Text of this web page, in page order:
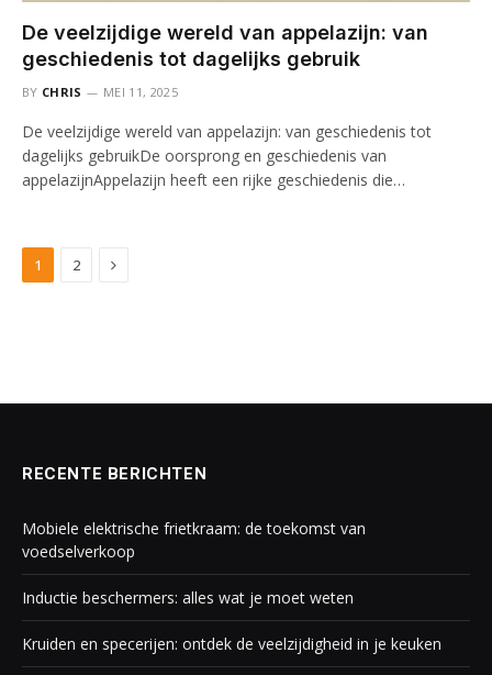
De veelzijdige wereld van appelazijn: van
geschiedenis tot dagelijks gebruik
BY CHRIS MEI 11, 2025
De veelzijdige wereld van appelazijn: van geschiedenis tot
dagelijks gebruikDe oorsprong en geschiedenis van
appelazijnAppelazijn heeft een rijke geschiedenis die…
1 2 Next
RECENTE BERICHTEN
Mobiele elektrische frietkraam: de toekomst van
voedselverkoop
Inductie beschermers: alles wat je moet weten
Kruiden en specerijen: ontdek de veelzijdigheid in je keuken